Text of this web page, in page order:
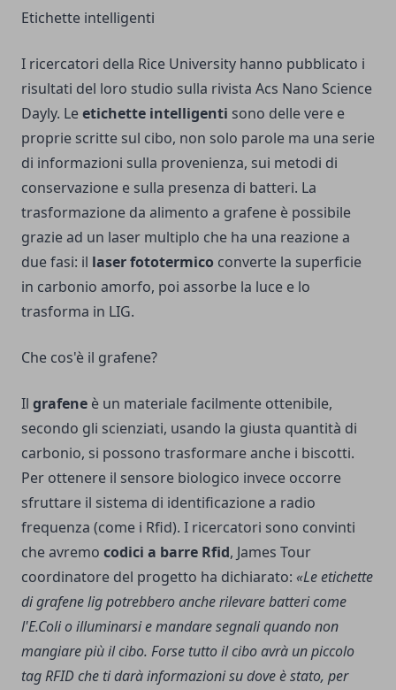
Etichette intelligenti
I ricercatori della Rice University hanno pubblicato i
risultati del loro studio sulla rivista Acs Nano Science
Dayly. Leetichette intelligenti sono delle vere e
proprie scritte sul cibo, non solo parole ma una serie
di informazioni sulla provenienza, sui metodi di
conservazione e sulla presenza di batteri. La
trasformazione da alimento a grafene è possibile
grazie ad un laser multiplo che ha una reazione a
due fasi: il laser fototermico converte la superficie
in carbonio amorfo, poi assorbe la luce e lo
trasforma in LIG.
Che cos'è il grafene?
Il grafene è un materiale facilmente ottenibile,
secondo gli scienziati, usando la giusta quantità di
carbonio, si possono trasformare anche i biscotti.
Per ottenere il sensore biologico invece occorre
sfruttare il sistema di identificazione a radio
frequenza (come i Rfid). I ricercatori sono convinti
che avremo codici a barre Rfid, James Tour
coordinatore del progetto ha dichiarato: «Le etichette
di grafene lig potrebbero anche rilevare batteri come
l'E.Coli o illuminarsi e mandare segnali quando non
mangiare più il cibo. Forse tutto il cibo avrà un piccolo
tag RFID che ti darà informazioni su dove è stato, per